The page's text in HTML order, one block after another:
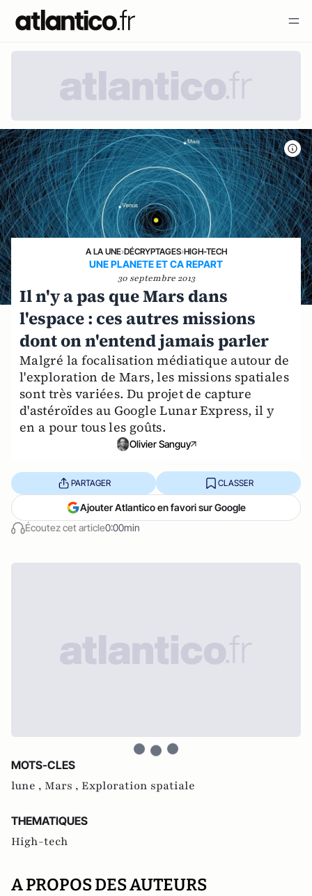
A LA UNE›DÉCRYPTAGES›HIGH-TECH
UNE PLANETE ET CA REPART
30 septembre 2013
Il n'y a pas que Mars dans
l'espace : ces autres missions
dont on n'entend jamais parler
Malgré la focalisation médiatique autour de
l'exploration de Mars, les missions spatiales
sont très variées. Du projet de capture
d'astéroïdes au Google Lunar Express, il y
en a pour tous les goûts.
Olivier Sanguy
Écoutez cet article0:00min
PARTAGER CLASSER
Ajouter Atlantico en favori sur Google
MOTS-CLES
lune , Mars , Exploration spatiale
THEMATIQUES
High-tech
A PROPOS DES AUTEURS